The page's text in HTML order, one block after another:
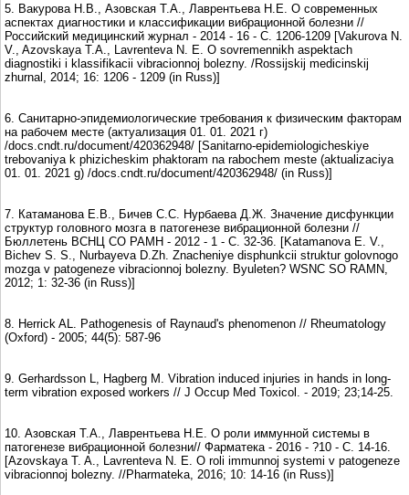
5. Вакурова Н.В., Азовская Т.А., Лаврентьева Н.Е. О современных
аспектах диагностики и классификации вибрационной болезни //
Российский медицинский журнал - 2014 - 16 - С. 1206-1209 [Vakurova N.
V., Azоvskaya T.A., Lavrenteva N. E. O sovremennikh aspektach
diagnostiki i klassifikacii vibracionnoj bolezny. /Rossijskij medicinskij
zhurnal, 2014; 16: 1206 - 1209 (in Russ)]
6. Санитарно-эпидемиологические требования к физическим факторам
на рабочем месте (актуализация 01. 01. 2021 г)
/docs.cndt.ru/document/420362948/ [Sanitarno-epidemiologicheskiye
trebovaniya k phizicheskim phaktoram na rabochem meste (aktualizaciya
01. 01. 2021 g) /docs.cndt.ru/document/420362948/ (in Russ)]
7. Катаманова Е.В., Бичев С.С. Нурбаева Д.Ж. Значение дисфункции
структур головного мозга в патогенезе вибрационной болезни //
Бюллетень ВСНЦ СО РАМН - 2012 - 1 - С. 32-36. [Katamanova E. V.,
Bichev S. S., Nurbayeva D.Zh. Znacheniye disphunkcii struktur golovnogo
mozga v patogeneze vibracionnoj bolezny. Byuleten? WSNC SO RAMN,
2012; 1: 32-36 (in Russ)]
8. Herrick AL. Pathogenesis of Raynaud's phenomenon // Rheumatology
(Oxford) - 2005; 44(5): 587-96
9. Gerhardsson L, Hagberg M. Vibration induced injuries in hands in long-
term vibration exposed workers // J Occup Med Toxicol. - 2019; 23;14-25.
10. Азовская Т.А., Лаврентьева Н.Е. О роли иммунной системы в
патогенезе вибрационной болезни// Фарматека - 2016 - ?10 - С. 14-16.
[Azоvskaya T. A., Lavrenteva N. E. O roli immunnoj systemi v patogeneze
vibracionnoj bolezny. //Pharmateka, 2016; 10: 14-16 (in Russ)]